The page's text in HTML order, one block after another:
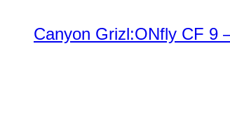
Canyon Grizl:ONfly CF 9